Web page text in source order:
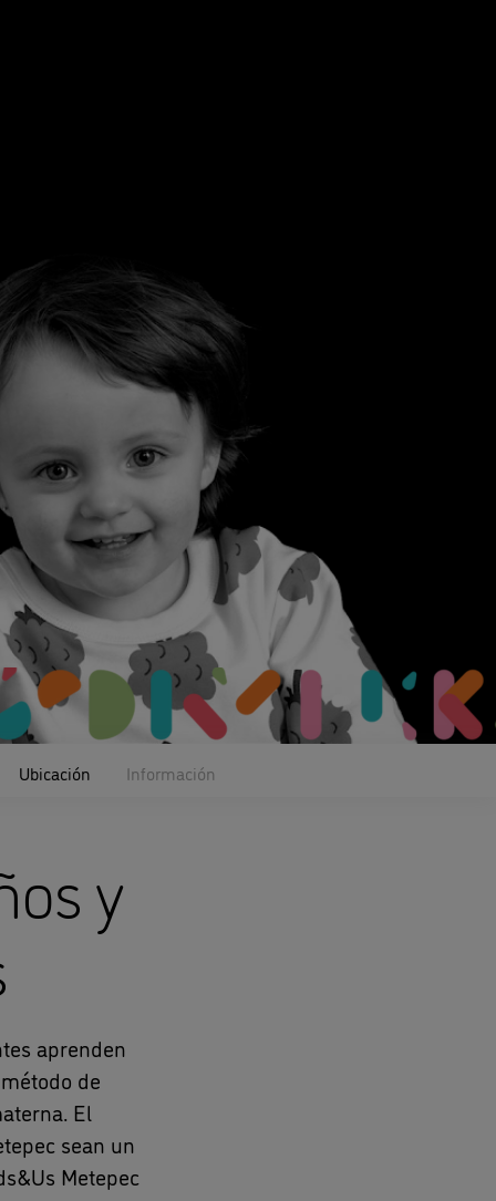
Ubicación Información
y
aprenden
de
El
sean un
Metepec